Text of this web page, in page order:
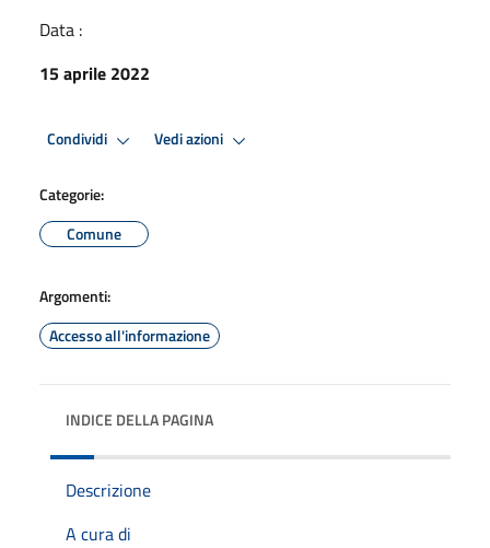
Data :
15 aprile 2022
Condividi Vedi azioni
Categorie:
Comune
Argomenti:
Accesso all'informazione
INDICE DELLA PAGINA
Descrizione
A cura di